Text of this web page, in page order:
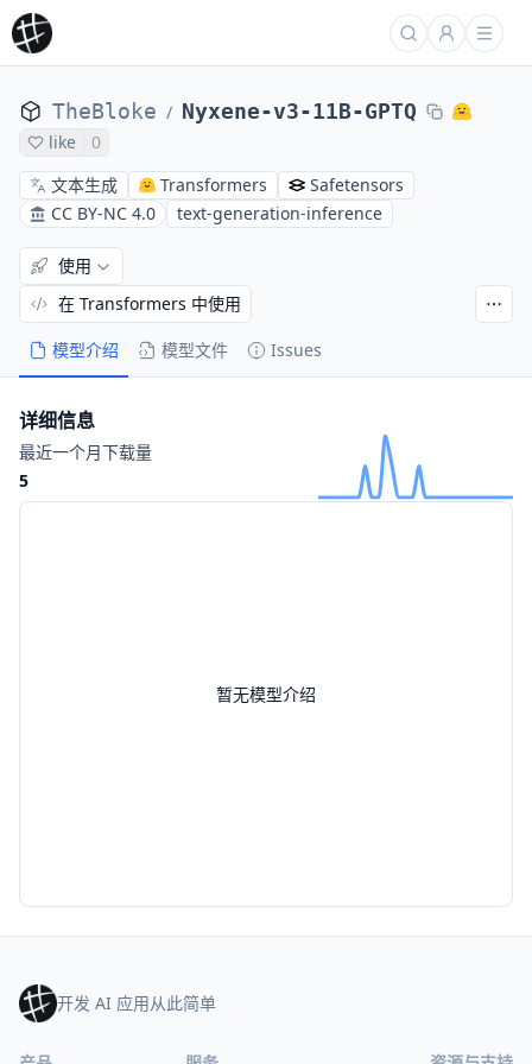
TheBloke / Nyxene-v3-11B-GPTQ
like
0
文本生成
Transformers
Safetensors
CC BY-NC 4.0
text-generation-inference
模型介绍 模型文件 Issues
使用
在 Transformers 中使用
暂无模型介绍
详细信息
最近一个月下载量
5
开发 AI 应用从此简单